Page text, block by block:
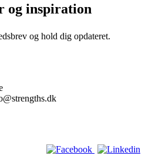
og inspiration
og hold dig opdateret.